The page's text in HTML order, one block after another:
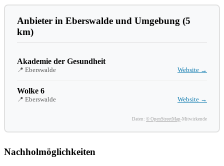
Anbieter in Eberswalde und Umgebung (5
km)
Akademie der Gesundheit
📍 Eberswalde Website →
Wolke 6
📍 Eberswalde Website →
Daten: © OpenStreetMap-Mitwirkende
Nachholmöglichkeiten